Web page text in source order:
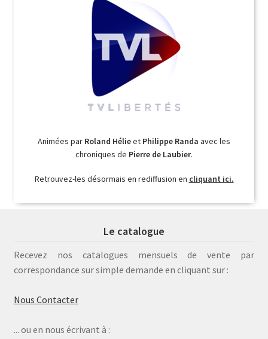
Animées par Roland Hélieet Philippe Randa avec les
chroniques de Pierre de Laubier.
Retrouvez-les désormais en rediffusion en cliquant ici.
Le catalogue
Recevez nos catalogues mensuels de vente par
correspondance sur simple demande en cliquant sur :
Nous Contacter
... ou en nous écrivant à :